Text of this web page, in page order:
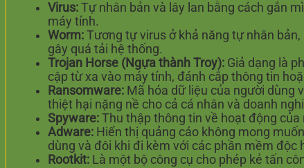
Virus: Tự nhân bản và lây lan bằng cách gắn
máy tính.
Worm: Tương tự virus ở khả năng tự nhân
gây quá tải hệ thống.
Trojan Horse (Ngựa thành Troy): Giả dạng là
cập từ xa vào máy tính, đánh cắp thông tin
Ransomware: Mã hóa dữ liệu của người dùng
thiệt hại nặng nề cho cả cá nhân và doanh
Spyware: Thu thập thông tin về hoạt động
Adware: Hiển thị quảng cáo không mong
dùng và đôi khi đi kèm với các phần mềm độc
Rootkit: Là một bộ công cụ cho phép kẻ tấn